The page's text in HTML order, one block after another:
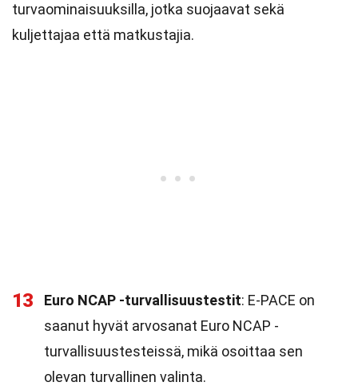
turvaominaisuuksilla, jotka suojaavat sekä
kuljettajaa että matkustajia.
13 Euro NCAP -turvallisuustestit: E-PACE on
saanut hyvät arvosanat Euro NCAP -
turvallisuustesteissä, mikä osoittaa sen
olevan turvallinen valinta.